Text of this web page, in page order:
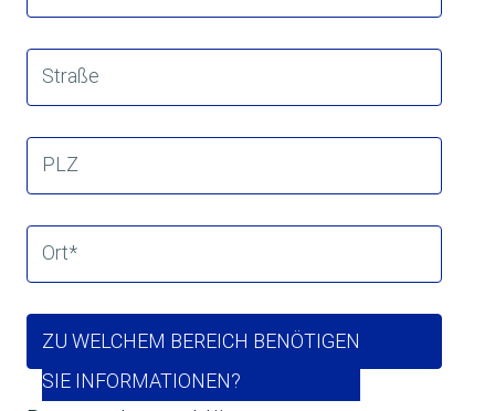
Straße
PLZ
Ort*
ZU WELCHEM BEREICH BENÖTIGEN
SIE INFORMATIONEN?